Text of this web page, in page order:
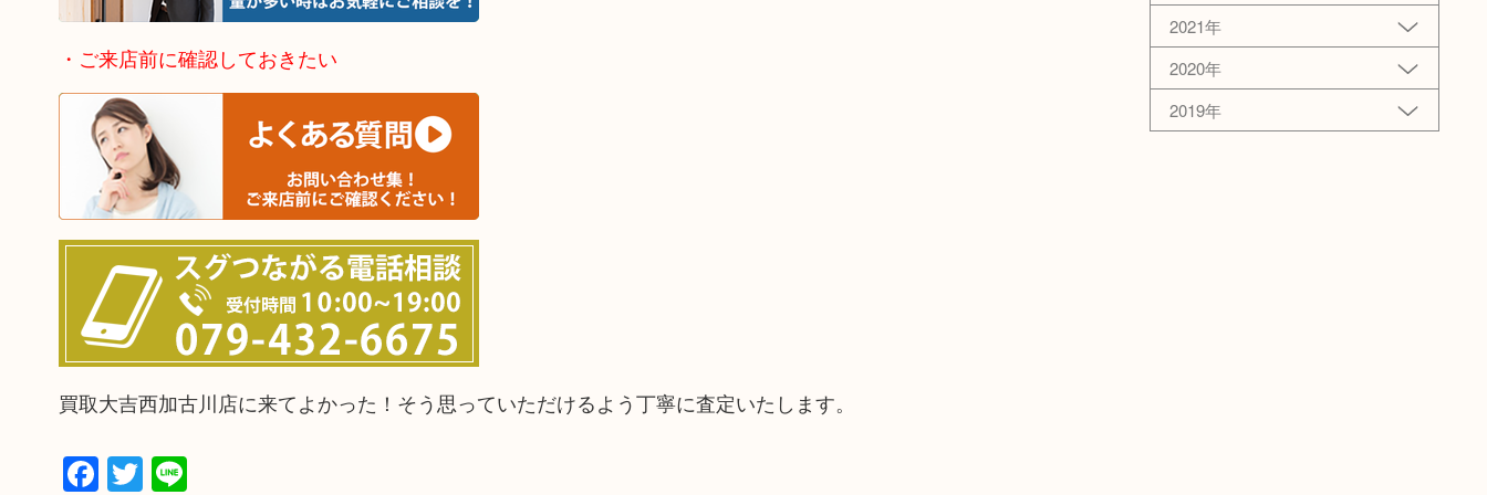
・ご来店前に確認しておきたい
買取大吉西加古川店に来てよかった！そう思っていただけるよう丁寧に査定いたします。
Facebook
Twitter
Line
2021年
2020年
2019年